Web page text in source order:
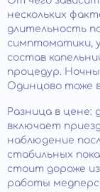
нескольких
длительность
симптоматики,
состав
процедур.
Одинцово тоже
Разница в
включает
наблюдение
стабильных
стоит дороже
работы